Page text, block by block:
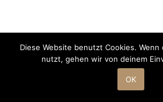
Diese Website benutzt Cookies.
nutzt, gehen wir von deinem
OK